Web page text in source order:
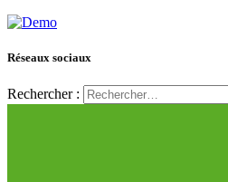
Réseaux sociaux
Rechercher :